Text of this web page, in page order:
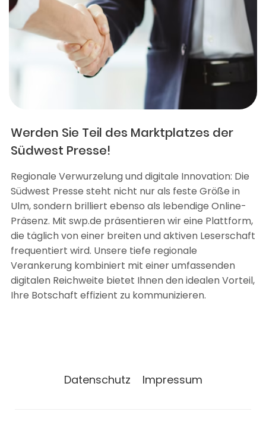
Werden Sie Teil des Marktplatzes der
Südwest Presse!
Regionale Verwurzelung und digitale Innovation: Die
Südwest Presse steht nicht nur als feste Größe in
Ulm, sondern brilliert ebenso als lebendige Online-
Präsenz. Mit swp.de präsentieren wir eine Plattform,
die täglich von einer breiten und aktiven Leserschaft
frequentiert wird. Unsere tiefe regionale
Verankerung kombiniert mit einer umfassenden
digitalen Reichweite bietet Ihnen den idealen Vorteil,
Ihre Botschaft effizient zu kommunizieren.
Datenschutz Impressum